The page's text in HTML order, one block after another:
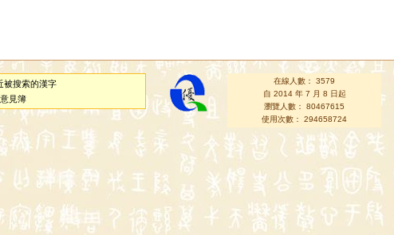
被搜索的漢字
意見簿
在線人數： 3579
自 2014 年 7 月 8 日起
瀏覽人數： 80467615
使用次數： 294658724